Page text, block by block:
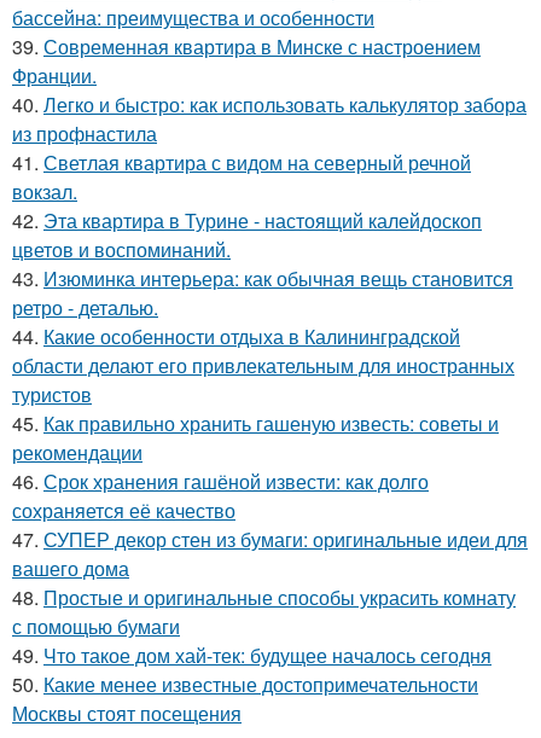
бассейна: преимущества и особенности
39. Современная квартира в Минске с настроением
Франции.
40. Легко и быстро: как использовать калькулятор забора
из профнастила
41. Светлая квартира с видом на северный речной
вокзал.
42. Эта квартира в Турине - настоящий калейдоскоп
цветов и воспоминаний.
43. Изюминка интерьера: как обычная вещь становится
ретро - деталью.
44. Какие особенности отдыха в Калининградской
области делают его привлекательным для иностранных
туристов
45. Как правильно хранить гашеную известь: советы и
рекомендации
46. Срок хранения гашёной извести: как долго
сохраняется её качество
47. СУПЕР декор стен из бумаги: оригинальные идеи для
вашего дома
48. Простые и оригинальные способы украсить комнату
с помощью бумаги
49. Что такое дом хай-тек: будущее началось сегодня
50. Какие менее известные достопримечательности
Москвы стоят посещения